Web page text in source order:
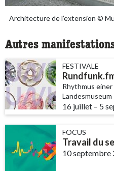
Architecture de l’extension ©
Autres
FESTIVALE
Rhythmus einer
Landesmuseum
16 juillet – 5
FOCUS
10 septembre